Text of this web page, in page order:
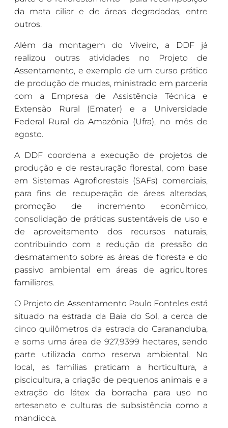
da mata ciliar e de áreas degradadas, entre
outros.
Além da montagem do Viveiro, a DDF já
realizou outras atividades no Projeto de
Assentamento, e exemplo de um curso prático
de produção de mudas, ministrado em parceria
com a Empresa de Assistência Técnica e
Extensão Rural (Emater) e a Universidade
Federal Rural da Amazônia (Ufra), no mês de
agosto.
A DDF coordena a execução de projetos de
produção e de restauração florestal, com base
em Sistemas Agroflorestais (SAFs) comerciais,
para fins de recuperação de áreas alteradas,
promoção de incremento econômico,
consolidação de práticas sustentáveis de uso e
de aproveitamento dos recursos naturais,
contribuindo com a redução da pressão do
desmatamento sobre as áreas de floresta e do
passivo ambiental em áreas de agricultores
familiares.
O Projeto de Assentamento Paulo Fonteles está
situado na estrada da Baia do Sol, a cerca de
cinco quilômetros da estrada do Carananduba,
e soma uma área de 927,9399 hectares, sendo
parte utilizada como reserva ambiental. No
local, as famílias praticam a horticultura, a
piscicultura, a criação de pequenos animais e a
extração do látex da borracha para uso no
artesanato e culturas de subsistência como a
mandioca.